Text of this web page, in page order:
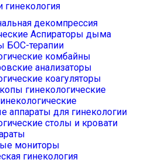
гинекология
декомпрессия
Аспираторы дыма
БОС-терапии
комбайны
анализаторы
коагуляторы
гинекологические
аппараты для гинекологии
столы и кровати
мониторы
гинекология